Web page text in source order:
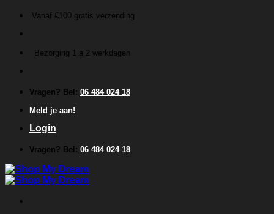
inhoud
Vanaf €100 gratis verzending
Bezorging 1 á 2 werkdagen
Vragen? Bel: 06 484 024 18
Meld je aan!
Login
Vragen? Bel: 06 484 024 18